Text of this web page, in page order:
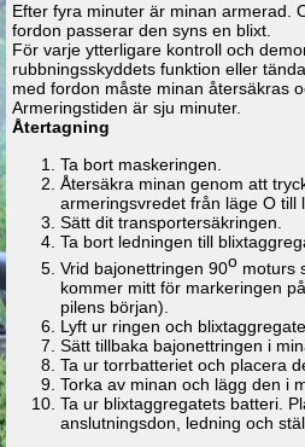
Efter fyra minuter är minan armerad.
fordon passerar den syns en blixt.
För varje ytterligare kontroll och
rubbningsskyddets funktion eller
med fordon måste minan återsäkras
Armeringstiden är sju minuter.
Återtagning
Ta bort maskeringen.
Återsäkra minan genom att
armeringsvredet från läge O till
Sätt dit transportersäkringen.
Ta bort ledningen till
Vrid bajonettringen 90o moturs
kommer mitt för markeringen
pilens början).
Lyft ur ringen och
Sätt tillbaka bajonettringen i
Ta ur torrbatteriet och placera
Torka av minan och lägg den i
Ta ur blixtaggregatets batteri.
anslutningsdon, ledning och